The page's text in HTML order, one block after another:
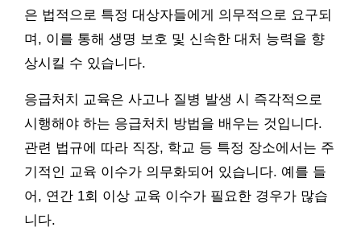
은 법적으로 특정 대상자들에게 의무적으로 요구되
며, 이를 통해 생명 보호 및 신속한 대처 능력을 향
상시킬 수 있습니다.
응급처치 교육은 사고나 질병 발생 시 즉각적으로
시행해야 하는 응급처치 방법을 배우는 것입니다.
관련 법규에 따라 직장, 학교 등 특정 장소에서는 주
기적인 교육 이수가 의무화되어 있습니다. 예를 들
어, 연간 1회 이상 교육 이수가 필요한 경우가 많습
니다.